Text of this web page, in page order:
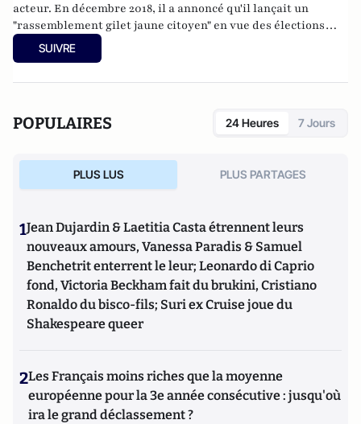
acteur. En décembre 2018, il a annoncé qu'il lançait un
"rassemblement gilet jaune citoyen" en vue des élections
européennes de mai 2019.
SUIVRE
POPULAIRES 24 Heures 7 Jours
PLUS LUS PLUS PARTAGES
1Jean Dujardin & Laetitia Casta étrennent leurs
nouveaux amours, Vanessa Paradis & Samuel
Benchetrit enterrent le leur; Leonardo di Caprio
fond, Victoria Beckham fait du brukini, Cristiano
Ronaldo du bisco-fils; Suri ex Cruise joue du
Shakespeare queer
2Les Français moins riches que la moyenne
européenne pour la 3e année consécutive : jusqu'où
ira le grand déclassement ?